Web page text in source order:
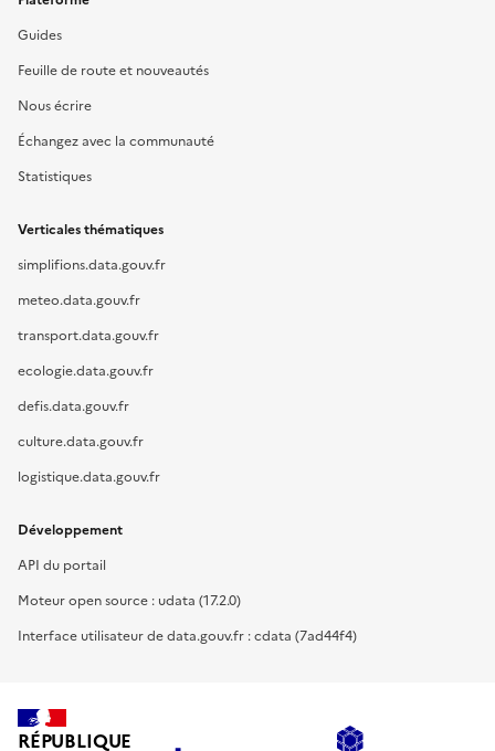
Guides
Feuille de route et nouveautés
Nous écrire
Échangez avec la communauté
Statistiques
Verticales thématiques
simplifions.data.gouv.fr
meteo.data.gouv.fr
transport.data.gouv.fr
ecologie.data.gouv.fr
defis.data.gouv.fr
culture.data.gouv.fr
logistique.data.gouv.fr
Développement
API du portail
Moteur open source : udata (17.2.0)
Interface utilisateur de data.gouv.fr : cdata (7ad44f4)
RÉPUBLIQUE